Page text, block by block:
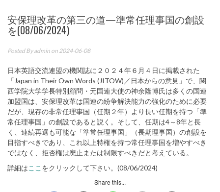
安保理改革の第三の道—準常任理事国の創設
を(08/06/2024)
Posted Byadmin on 2024-06-08
日本英語交流連盟の機関誌に２０２４年６月４日に掲載された
「Japan in Their Own Words (JITOW)／日本からの意見」で、関
西学院大学学長特別顧問・元国連大使の神余隆博氏は多くの国連
加盟国は、安保理改革は国連の紛争解決能力の強化のために必要
だが、現存の非常任理事国（任期２年）より長い任期を持つ「準
常任理事国」の創設であると説く。そして、任期は4～8年と長
く、連続再選も可能な「準常任理事国」（長期理事国）の創設を
目指すべきであり、これ以上特権を持つ常任理事国を増やすべき
ではなく、拒否権は廃止または制限すべきだと考えている。
詳細はここ をクリックして下さい。(08/06/2024)
Share this...